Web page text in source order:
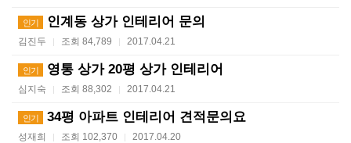
인기 인계동 상가 인테리어 문의
김진두 | 조회 84,789 | 2017.04.21
인기 영통 상가 20평 상가 인테리어
심지숙 | 조회 88,302 | 2017.04.21
인기 34평 아파트 인테리어 견적문의요
성재희 | 조회 102,370 | 2017.04.20